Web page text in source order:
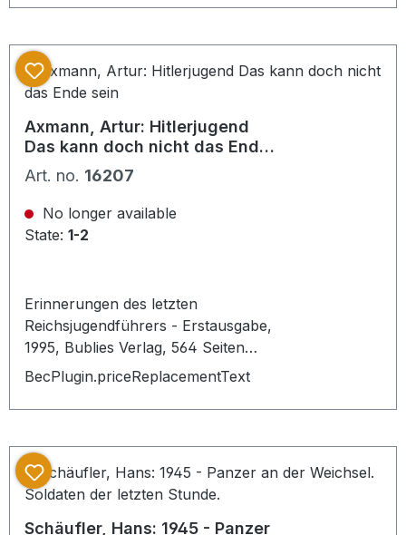
Axmann, Artur: Hitlerjugend
Das kann doch nicht das Ende
sein
Art. no. 16207
No longer available
State: 1-2
Erinnerungen des letzten
Reichsjugendführers - Erstausgabe,
1995, Bublies Verlag, 564 Seiten
Nach 50 Jahren, kurz vor seinem
Tod, brach einer der wichtigsten
Zeitzeugen des Dritten Reiches sein
Reichsjugendführer Hitlers im Kriege,
schildert erstmals seine
Jugenderlebnisse in der Weimarer
Republik, die Aufbauarbeit der HJ im
BecPlugin.priceReplacementText
Schäufler, Hans: 1945 - Panzer